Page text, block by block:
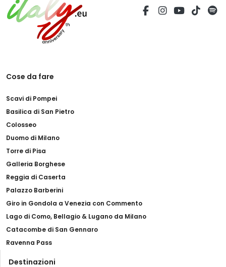
Cose da fare
Scavi di Pompei
Basilica di San Pietro
Colosseo
Duomo di Milano
Torre di Pisa
Galleria Borghese
Reggia di Caserta
Palazzo Barberini
Giro in Gondola a Venezia con Commento
Lago di Como, Bellagio & Lugano da Milano
Catacombe di San Gennaro
Ravenna Pass
Destinazioni